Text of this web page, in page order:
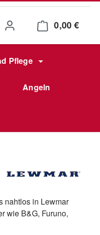
0,00 €
Pflege
Angeln
nahtlos in Lewmar
wie B&G, Furuno,